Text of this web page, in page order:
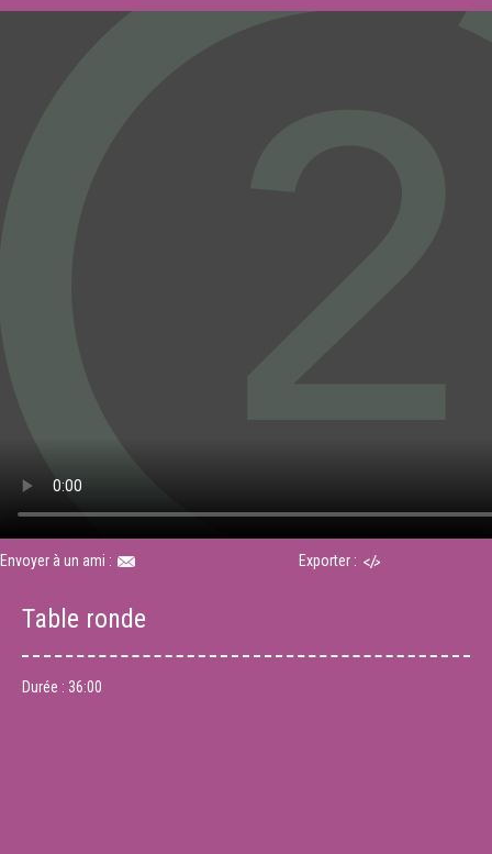
Envoyer à un ami : Exporter :
Table ronde
Durée : 36:00